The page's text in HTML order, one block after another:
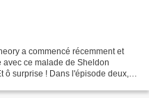
a commencé récemment et
ce malade de Sheldon
ô surprise ! Dans l'épisode deux,